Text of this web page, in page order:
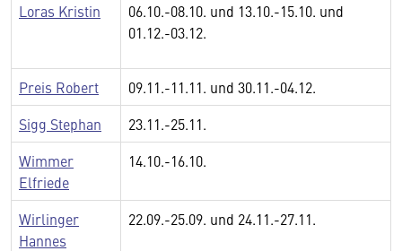
Loras Kristin
06.10.-08.10. und 13.10.-15.10. und
01.12.-03.12.
Preis Robert
09.11.-11.11. und 30.11.-04.12.
Sigg Stephan
23.11.-25.11.
Wimmer
Elfriede
14.10.-16.10.
Wirlinger
Hannes
22.09.-25.09. und 24.11.-27.11.